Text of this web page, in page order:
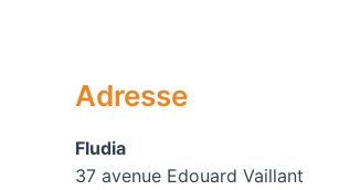
Adresse
Fludia
37 avenue Edouard Vaillant